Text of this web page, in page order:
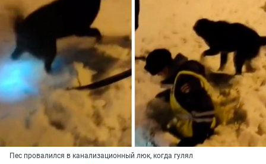
Пес провалился в канализационный люк, когда гулял